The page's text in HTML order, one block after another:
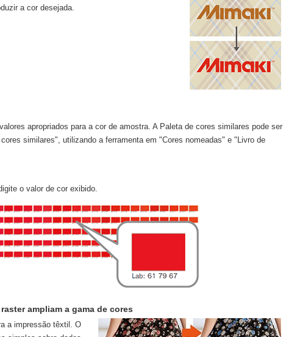
a cor desejada.
apropriados para a cor de amostra. A Paleta de cores similares pode ser
similares", utilizando a ferramenta em "Cores nomeadas" e "Livro de
o valor de cor exibido.
ampliam a gama de cores
a impressão têxtil. O